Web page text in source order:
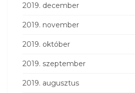
2019. december
2019. november
2019. október
2019. szeptember
2019. augusztus